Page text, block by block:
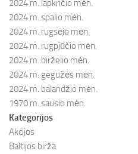
2024 m. lapkričio mėn.
2024 m. spalio mėn.
2024 m. rugsėjo mėn.
2024 m. rugpjūčio mėn.
2024 m. birželio mėn.
2024 m. gegužės mėn.
2024 m. balandžio mėn.
1970 m. sausio mėn.
Kategorijos
Akcijos
Baltijos birža